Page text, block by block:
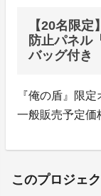
【20名限
防止パネル
バッグ付き
『俺の盾』限
一般販売予定価
このプロジェ